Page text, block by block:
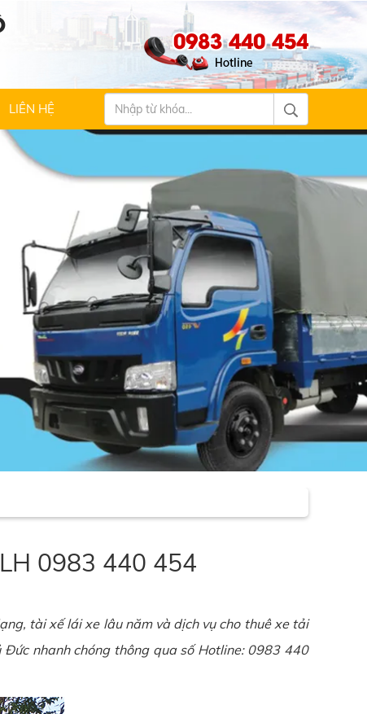
0983 440 454
LIÊN HỆ
0983 440 454
tài xế lái xe lâu năm và dịch vụ cho thuê xe tải
nhanh chóng thông qua số Hotline: 0983 440